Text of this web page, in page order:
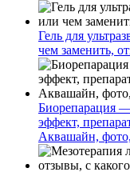
Гель для
чем заменить,
Биорепарация —
эффект,
Аквашайн,